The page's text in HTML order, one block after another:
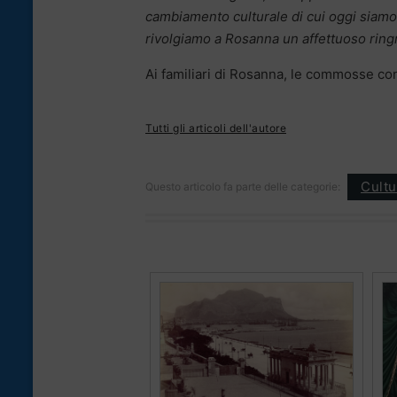
cambiamento culturale di cui oggi
rivolgiamo a Rosanna un affettuoso
Ai familiari di Rosanna, le commosse
Tutti gli articoli dell'autore
Questo articolo fa parte delle categorie: